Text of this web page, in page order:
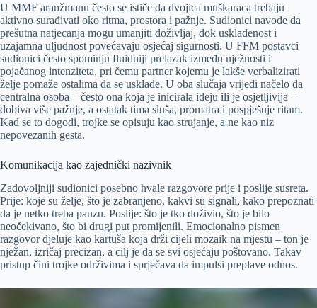
U MMF aranžmanu često se ističe da dvojica muškaraca trebaju
aktivno surađivati oko ritma, prostora i pažnje. Sudionici navode da
prešutna natjecanja mogu umanjiti doživljaj, dok usklađenost i
uzajamna uljudnost povećavaju osjećaj sigurnosti. U FFM postavci
sudionici često spominju fluidniji prelazak između nježnosti i
pojačanog intenziteta, pri čemu partner kojemu je lakše verbalizirati
želje pomaže ostalima da se usklade. U oba slučaja vrijedi načelo da
centralna osoba – često ona koja je inicirala ideju ili je osjetljivija –
dobiva više pažnje, a ostatak tima sluša, promatra i pospješuje ritam.
Kad se to dogodi, trojke se opisuju kao strujanje, a ne kao niz
nepovezanih gesta.
Komunikacija kao zajednički nazivnik
Zadovoljniji sudionici posebno hvale razgovore prije i poslije susreta.
Prije: koje su želje, što je zabranjeno, kakvi su signali, kako prepoznati
da je netko treba pauzu. Poslije: što je tko doživio, što je bilo
neočekivano, što bi drugi put promijenili. Emocionalno pismen
razgovor djeluje kao kartuša koja drži cijeli mozaik na mjestu – ton je
nježan, izričaj precizan, a cilj je da se svi osjećaju poštovano. Takav
pristup čini trojke održivima i sprječava da impulsi preplave odnos.